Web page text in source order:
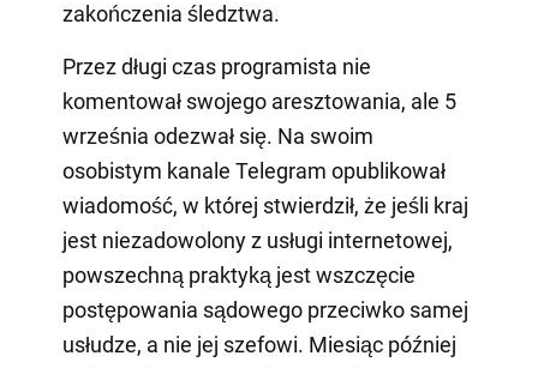
zakończenia śledztwa.
Przez długi czas programista nie
komentował swojego aresztowania, ale 5
września odezwał się. Na swoim
osobistym kanale Telegram opublikował
wiadomość, w której stwierdził, że jeśli kraj
jest niezadowolony z usługi internetowej,
powszechną praktyką jest wszczęcie
postępowania sądowego przeciwko samej
usłudze, a nie jej szefowi. Miesiąc później